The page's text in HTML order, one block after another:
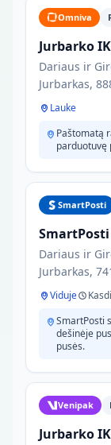
Omniva
Jurbarko
Dariaus ir
Jurbarkas,
Lauke
Paštomatą
parduotuvę
SmartPosti
Dariaus ir
Jurbarkas,
Viduje
SmartPosti
dešinėje
pusės.
Venipak
Jurbarko